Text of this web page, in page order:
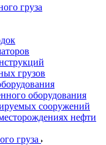
груза
грузов
оборудования
сооружений
нефти
груза